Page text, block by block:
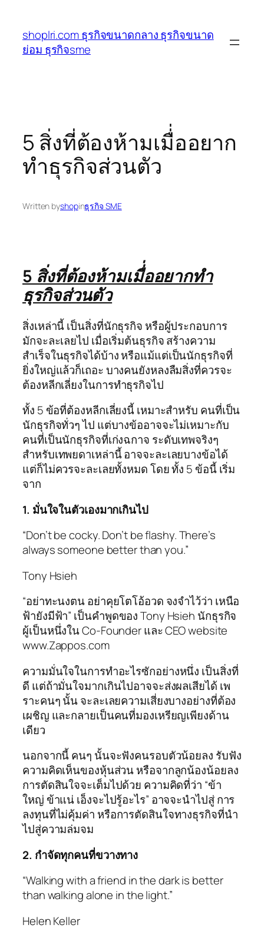
เนื้อหา
shoplri.com ธุรกิจขนาดกลาง ธุรกิจขนาด
ย่อม ธุรกิจsme
5 สิ่งที่ต้องห้ามเมื่่ออยาก
ทำธุรกิจส่วนตัว
Written byshopinธุรกิจ SME
5 สิ่งที่ต้องห้ามเมื่่ออยากทำ
ธุรกิจส่วนตัว
สิ่งเหล่านี้ เป็นสิ่งที่นักธุรกิจ หรือผู้ประกอบการ
มักจะละเลยไป เมื่อเริ่มต้นธุรกิจ สร้างความ
สำเร็จในธุรกิจได้บ้าง หรือแม้แต่เป็นนักธุรกิจที่
ยิ่งใหญ่แล้วก็เถอะ บางคนยังหลงลืมสิ่งที่ควรจะ
ต้องหลีกเลี่ยงในการทำธุรกิจไป
ทั้ง 5 ข้อที่ต้องหลีกเลี่ยงนี้ เหมาะสำหรับ คนที่เป็น
นักธุรกิจทั่วๆ ไป แต่บางข้ออาจจะไม่เหมาะกับ
คนที่เป็นนักธุรกิจที่เก่งฉกาจ ระดับเทพจริงๆ
สำหรับเทพยดาเหล่านี้ อาจจะละเลยบางข้อได้
แต่ก็ไม่ควรจะละเลยทั้งหมด โดย ทั้ง 5 ข้อนี้ เริ่ม
จาก
1. มั่นใจในตัวเองมากเกินไป
“Don’t be cocky. Don’t be flashy. There’s
always someone better than you.”
Tony Hsieh
“อย่าทะนงตน อย่าคุยโตโอ้อวด จงจำไว้ว่า เหนือ
ฟ้ายังมีฟ้า” เป็นคำพูดของ Tony Hsieh นักธุรกิจ
ผู้เป็นหนึ่งใน Co-Founder และ CEO website
www.Zappos.com
ความมั่นใจในการทำอะไรซักอย่างหนึ่ง เป็นสิ่งที่
ดี แต่ถ้ามั่นใจมากเกินไปอาจจะส่งผลเสียได้ เพ
ราะคนๆ นั้น จะละเลยความเสี่ยงบางอย่างที่ต้อง
เผชิญ และกลายเป็นคนที่มองเหรียญเพียงด้าน
เดียว
นอกจากนี้ คนๆ นั้นจะฟังคนรอบตัวน้อยลง รับฟัง
ความคิดเห็นของหุ้นส่วน หรือจากลูกน้องน้อยลง
การตัดสินใจจะเต็มไปด้วย ความคิดที่ว่า “ข้า
ใหญ่ ข้าแน่ เอ็งจะไปรู้อะไร” อาจจะนำไปสู่ การ
ลงทุนที่ไม่คุ้มค่า หรือการตัดสินใจทางธุรกิจที่นำ
ไปสู่ความล่มจม
2. กำจัดทุกคนที่ขวางทาง
“Walking with a friend in the dark is better
than walking alone in the light.”
Helen Keller